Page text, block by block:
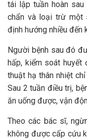
tái lập tuần hoàn sau
chẩn và loại trừ một
định hướng nhiều đến
Người bệnh sau đó
hấp, kiểm soát huyết
thuật hạ thân nhiệt
Sau 2 tuần điều trị,
ăn uống được, vận
Theo các bác sĩ,
không được cấp cứu